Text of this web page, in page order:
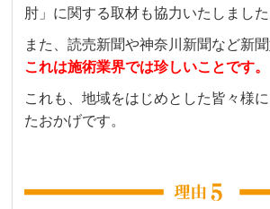
肘」に関する取材も協力いたしました
また、読売新聞や神奈川新聞など新聞
これは施術業界では珍しいことです。
これも、地域をはじめとした皆々様
たおかげです。